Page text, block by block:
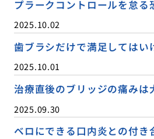
プラークコントロールを怠る
2025.10.02
歯ブラシだけで満足してはい
2025.10.01
治療直後のブリッジの痛みは
2025.09.30
ベロにできる口内炎との付き